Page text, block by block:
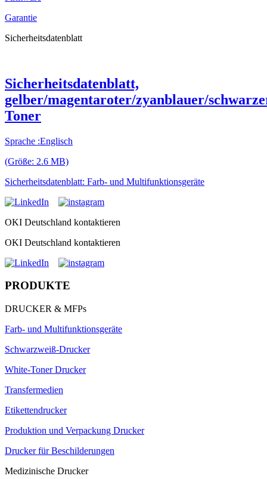
Garantie
Sicherheitsdatenblatt
Sicherheitsdatenblatt,
gelber/magentaroter/zyanblauer/
Toner
Sprache :Englisch
(Größe: 2.6 MB)
Sicherheitsdatenblatt: Farb- und Multifunktionsgeräte
OKI Deutschland kontaktieren
OKI Deutschland kontaktieren
PRODUKTE
DRUCKER & MFPs
Farb- und Multifunktionsgeräte
Schwarzweiß-Drucker
White-Toner Drucker
Transfermedien
Etikettendrucker
Produktion und Verpackung Drucker
Drucker für Beschilderungen
Medizinische Drucker